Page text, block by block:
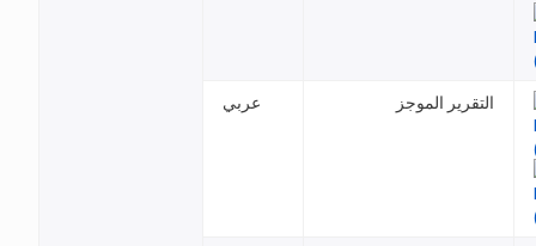
عربي التقرير الموجز